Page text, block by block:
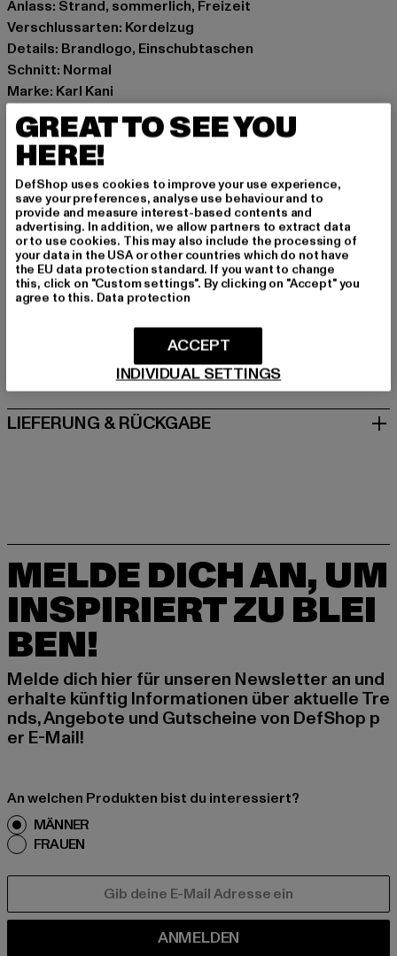
Anlass: Strand, sommerlich, Freizeit
Verschlussarten: Kordelzug
Details: Brandlogo, Einschubtaschen
Schnitt: Normal
Marke: Karl Kani
Kat.: Badehosen
Farbe: blau
Hersteller Farbe: aqua/navy/white
Materialzusammensetzung: 100% Polyester
Art.Nr: 6013764-12639
Hersteller: Urban Styles Agency GmbH & Co. KG |
agentur@urbanstylesagency.com
Schanzenstraße 41 | 51063 Köln | DE
GRÖSSE & PASSFORM
PFLEGEHINWEISE
LIEFERUNG & RÜCKGABE
MELDE DICH AN, UM
INSPIRIERT ZU BLEI
BEN!
Melde dich hier für unseren Newsletter an und
erhalte künftig Informationen über aktuelle Tre
nds, Angebote und Gutscheine von DefShop p
er E-Mail!
An welchen Produkten bist du interessiert?
MÄNNER
FRAUEN
ANMELDEN
GREAT TO SEE YOU
HERE!
DefShop uses cookies to improve your use experience,
save your preferences, analyse use behaviour and to
provide and measure interest-based contents and
advertising. In addition, we allow partners to extract data
or to use cookies. This may also include the processing of
your data in the USA or other countries which do not have
the EU data protection standard. If you want to change
this, click on "Custom settings". By clicking on "Accept" you
agree to this. Data protection
INDIVIDUAL SETTINGS
ACCEPT